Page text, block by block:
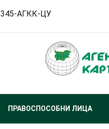
АГКК-ЦУ
ПРАВОСПОСОБНИ ЛИЦА